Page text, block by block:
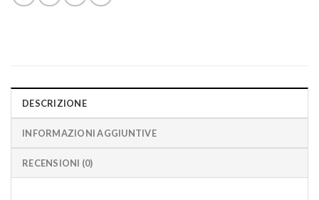
DESCRIZIONE
INFORMAZIONI AGGIUNTIVE
RECENSIONI (0)